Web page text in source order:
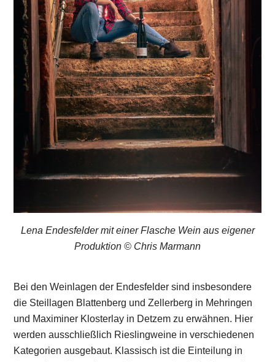
Lena Endesfelder mit einer Flasche Wein aus eigener
Produktion © Chris Marmann
Bei den Weinlagen der Endesfelder sind insbesondere
die Steillagen Blattenberg und Zellerberg in Mehringen
und Maximiner Klosterlay in Detzem zu erwähnen. Hier
werden ausschließlich Rieslingweine in verschiedenen
Kategorien ausgebaut. Klassisch ist die Einteilung in